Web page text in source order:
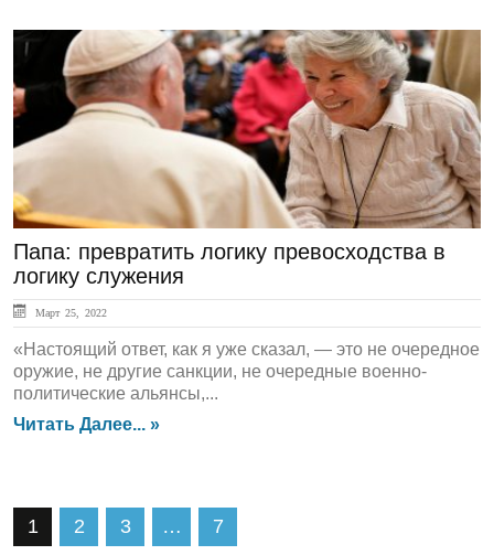
ЛЕНТА НОВОСТЕЙ
Папа: превратить логику превосходства в
логику служения
Март 25, 2022
«Настоящий ответ, как я уже сказал, — это не очередное
оружие, не другие санкции, не очередные военно-
политические альянсы,...
Читать Далее... »
1 2 3 … 7